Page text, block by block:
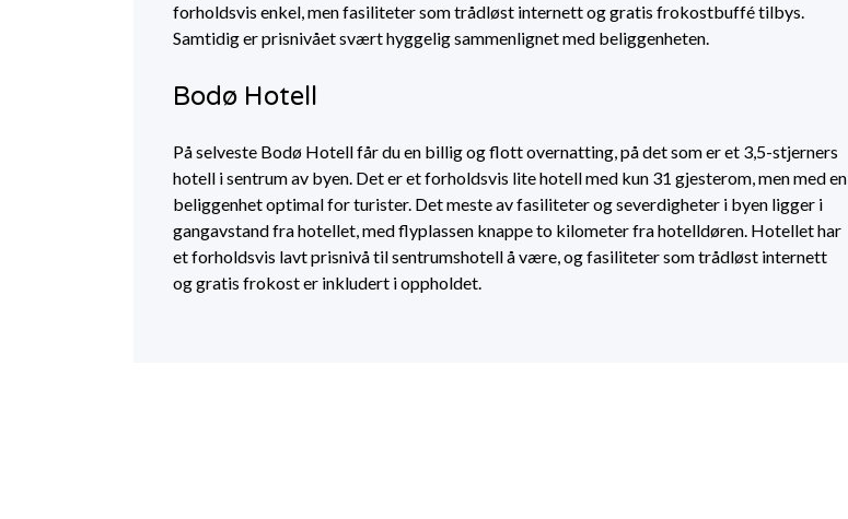
forholdsvis enkel, men fasiliteter som trådløst internett og gratis frokostbuffé tilbys.
Samtidig er prisnivået svært hyggelig sammenlignet med beliggenheten.
Bodø Hotell
På selveste Bodø Hotell får du en billig og flott overnatting, på det som er et 3,5-stjerners
hotell i sentrum av byen. Det er et forholdsvis lite hotell med kun 31 gjesterom, men med en
beliggenhet optimal for turister. Det meste av fasiliteter og severdigheter i byen ligger i
gangavstand fra hotellet, med flyplassen knappe to kilometer fra hotelldøren. Hotellet har
et forholdsvis lavt prisnivå til sentrumshotell å være, og fasiliteter som trådløst internett
og gratis frokost er inkludert i oppholdet.